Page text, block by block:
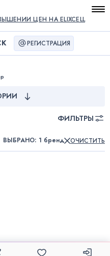
ЦЕН НА ELIXCELL
РЕГИСТРАЦИЯ
ФИЛЬТРЫ
ВЫБРАНО: 1 бренд ОЧИСТИТЬ